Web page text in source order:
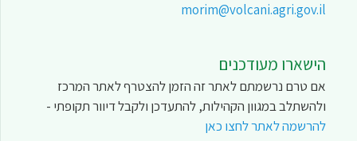
morim@volcani.agri.gov.il
הישארו מעודכנים
אם טרם נרשמתם לאתר זה הזמן להצטרף לאתר המרכז
ולהשתלב במגוון הקהילות, להתעדכן ולקבל דיוור תקופתי -
להרשמה לאתר לחצו כאן